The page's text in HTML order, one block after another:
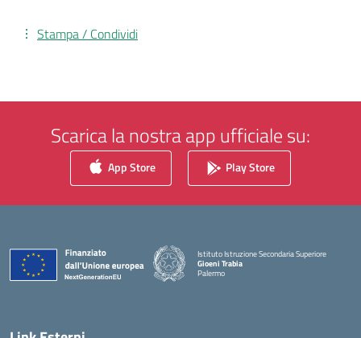
Stampa / Condividi
Scarica la nostra app ufficiale su:
App Store Play Store
Istituto Istruzione Secondaria Superiore
Gioeni Trabia
Palermo